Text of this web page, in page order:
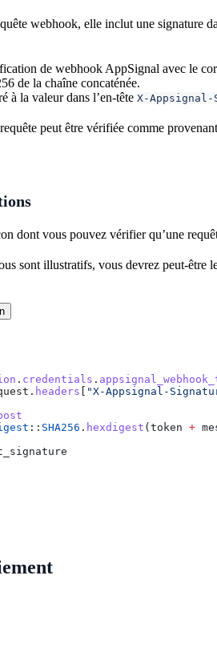
webhook, elle inclut une signature
de webhook AppSignal avec le
de la chaîne concaténée.
à la valeur dans l’en-tête X-Appsignal-
peut être vérifiée comme
dont vous pouvez vérifier qu’une
sont illustratifs, vous devrez peut-être
. credentials .
headers [ "X-Appsignal-
:: SHA256 . hexdigest (token +